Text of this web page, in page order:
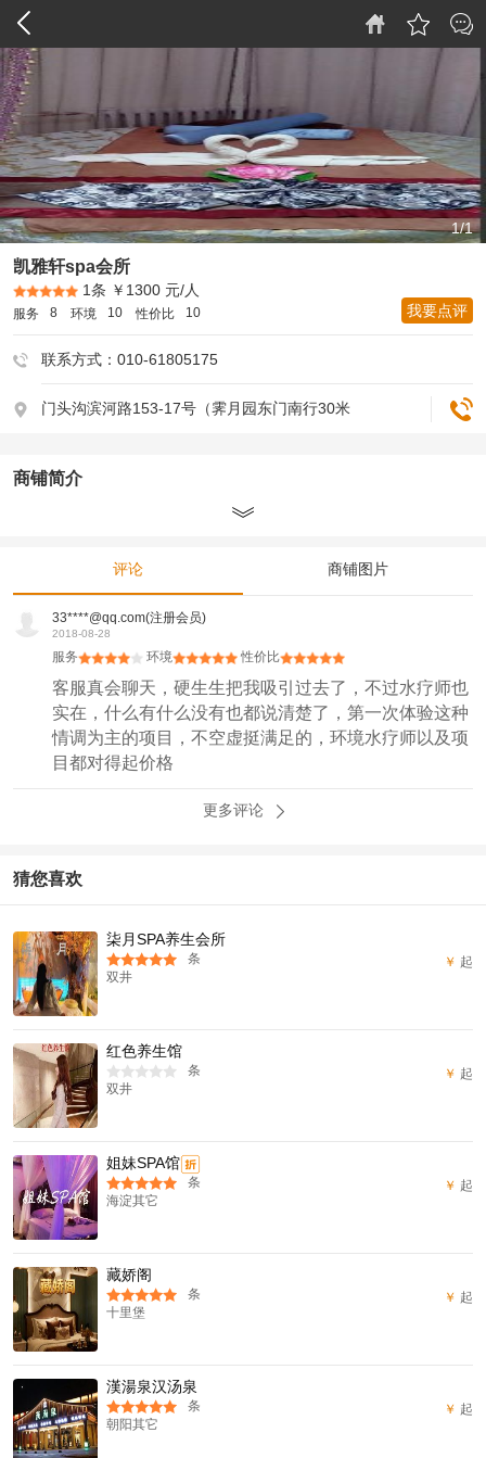
1/1
凯雅轩spa会所
1条 ￥1300 元/人
8
服务 10
环境 10
性价比 我要点评
联系方式：010-61805175
门头沟滨河路153-17号（霁月园东门南行30米
商铺简介
评论 商铺图片
33****@qq.com(注册会员)
2018-08-28
服务 环境 性价比
客服真会聊天，硬生生把我吸引过去了，不过水疗师也
实在，什么有什么没有也都说清楚了，第一次体验这种
情调为主的项目，不空虚挺满足的，环境水疗师以及项
目都对得起价格
更多评论
猜您喜欢
柒月SPA养生会所
条
双井
￥ 起
红色养生馆
条
双井
￥ 起
姐妹SPA馆折
条
海淀其它
￥ 起
藏娇阁
条
十里堡
￥ 起
漢湯泉汉汤泉
条
朝阳其它
￥ 起